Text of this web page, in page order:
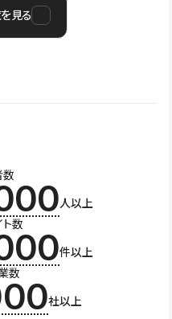
見る
数
人以上
数
件以上
数
社以上